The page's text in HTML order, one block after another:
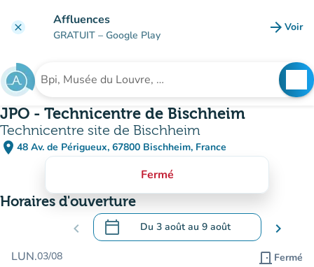
clear Affluences
GRATUIT – Google Play arrow_forward Voir
Rechercher un établissement
JPO - Technicentre de Bischheim
Technicentre site de Bischheim
place 48 Av. de Périgueux, 67800 Bischheim, France
(ouvrir dans Google Maps)
(nouvel onglet)
Fermé
Horaires d'ouverture
chevron_left calendar_today Du 3 aoûtau 9 août
.Ouvrir le calendrier pour changer de
chevron_right
LUN.03/08 door_front Fermé